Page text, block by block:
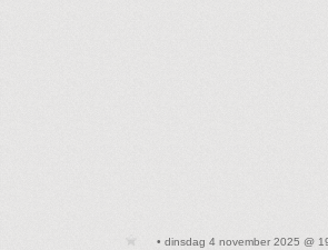
• dinsdag 4 november 2025 @